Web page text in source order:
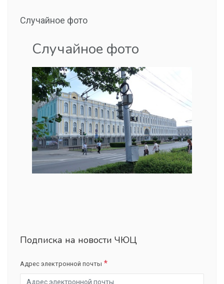
Случайное фото
Случайное фото
Подписка на новости ЧЮЦ
Адрес электронной почты